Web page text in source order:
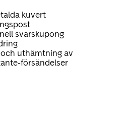
kuvert
svarskupong
uthämtning av
försändelser